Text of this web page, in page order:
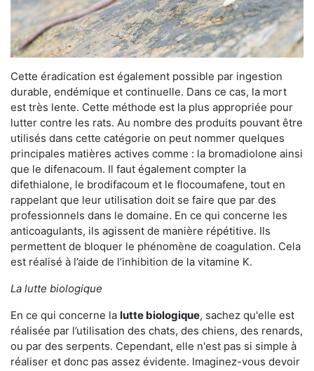
Cette éradication est également possible par ingestion
durable, endémique et continuelle. Dans ce cas, la mort
est très lente. Cette méthode est la plus appropriée pour
lutter contre les rats. Au nombre des produits pouvant être
utilisés dans cette catégorie on peut nommer quelques
principales matières actives comme : la bromadiolone ainsi
que le difenacoum. Il faut également compter la
difethialone, le brodifacoum et le flocoumafene, tout en
rappelant que leur utilisation doit se faire que par des
professionnels dans le domaine. En ce qui concerne les
anticoagulants, ils agissent de manière répétitive. Ils
permettent de bloquer le phénomène de coagulation. Cela
est réalisé à l’aide de l’inhibition de la vitamine K.
La lutte biologique
En ce qui concerne la lutte biologique, sachez qu'elle est
réalisée par l’utilisation des chats, des chiens, des renards,
ou par des serpents. Cependant, elle n'est pas si simple à
réaliser et donc pas assez évidente. Imaginez-vous devoir